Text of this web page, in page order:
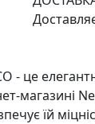
- це
магазині
їй